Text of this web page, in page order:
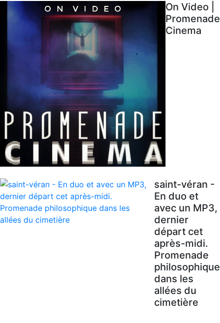
On Video |
Promenade
Cinema
saint-véran -
En duo et
avec un MP3,
dernier
départ cet
après-midi.
Promenade
philosophique
dans les
allées du
cimetière